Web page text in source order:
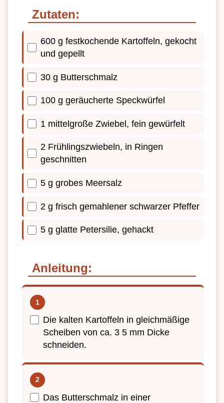
Zutaten:
600 g festkochende Kartoffeln, gekocht
und gepellt
30 g Butterschmalz
100 g geräucherte Speckwürfel
1 mittelgroße Zwiebel, fein gewürfelt
2 Frühlingszwiebeln, in Ringen
geschnitten
5 g grobes Meersalz
2 g frisch gemahlener schwarzer Pfeffer
5 g glatte Petersilie, gehackt
Anleitung:
Die kalten Kartoffeln in gleichmäßige
Scheiben von ca. 3 5 mm Dicke
schneiden.
Das Butterschmalz in einer